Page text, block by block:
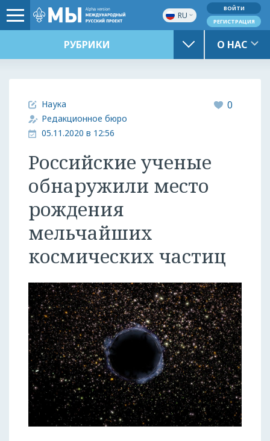
RU
ВОЙТИ
РЕГИСТРАЦИЯ
РУБРИКИ О НАС
Наука
Редакционное бюро
05.11.2020 в 12:56
0
Российские ученые
обнаружили место
рождения
мельчайших
космических частиц